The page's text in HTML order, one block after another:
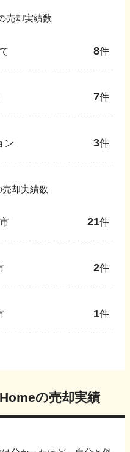
売却実績数
8件
7件
ン 3件
売却実績数
21件
2件
1件
の売却実績